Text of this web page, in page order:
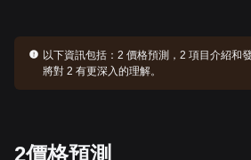
以下資訊包括： 2 價格預測，2 項目介紹和
將對 2 有更深入的理解。
2價格預測